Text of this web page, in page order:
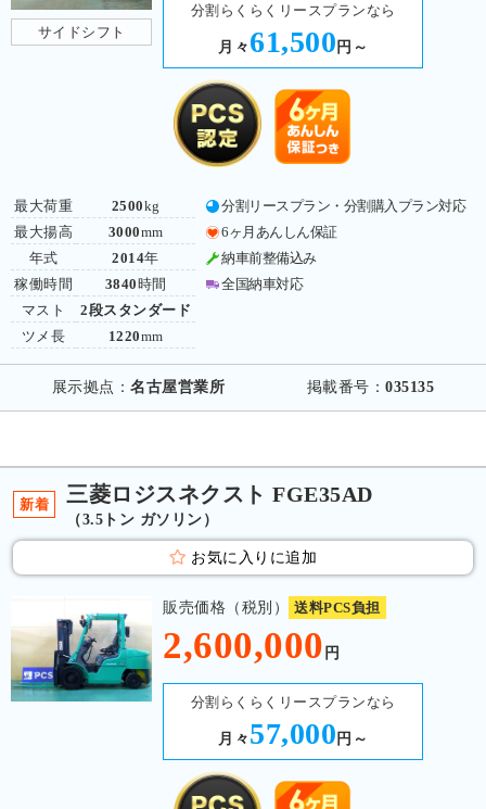
サイドシフト
分割らくらくリースプランなら
月々 61,500 円～
最大荷重
最大揚高
年式
稼働時間
マスト
ツメ長
2500kg
3000mm
2014年
3840 時間
2段スタンダード
1220mm
分割リースプラン・分割購入プラン対応
6ヶ月あんしん保証
納車前整備込み
全国納車対応
展示拠点：名古屋営業所 掲載番号：035135
新着 三菱ロジスネクスト FGE35AD
（3.5トン ガソリン）
お気に入りに追加
販売価格（税別） 送料PCS負担
2,600,000 円
分割らくらくリースプランなら
月々 57,000 円～